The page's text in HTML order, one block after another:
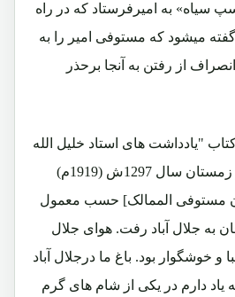
سیاه» به امیرفرستاد که در راه
میشود که مستوفی امیر را به
از رفتن به آنجا برحذر
"یادداشت های استاد خلیل الله
خلیلی" که میگوید: «در زمستان سال 1297ش (1919م)
مستوفی الممالک] حسب معمول
به جلال آباد رفت. هوای جلال
و خوشگوار بود. باغ ما درجلال آباد
یاد دارم در یکی از شام های گرم